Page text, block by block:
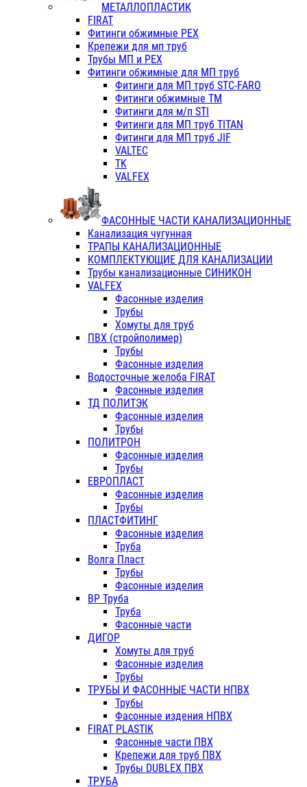
МЕТАЛЛОПЛАСТИК
FIRAT
Фитинги обжимные PEX
Крепежи для мп труб
Трубы МП и PEX
Фитинги обжимные для МП труб
Фитинги для МП труб STC-FARO
Фитинги обжимные ТМ
Фитинги для м/п STI
Фитинги для МП труб TITAN
Фитинги для МП труб JIF
VALTEC
TK
VALFEX
ФАСОННЫЕ ЧАСТИ КАНАЛИЗАЦИОННЫЕ
Канализация чугунная
ТРАПЫ КАНАЛИЗАЦИОННЫЕ
КОМПЛЕКТУЮЩИЕ ДЛЯ КАНАЛИЗАЦИИ
Трубы канализационные СИНИКОН
VALFEX
Фасонные изделия
Трубы
Хомуты для труб
ПВХ (стройполимер)
Трубы
Фасонные изделия
Водосточные желоба FIRAT
Фасонные изделия
ТД ПОЛИТЭК
Фасонные изделия
Трубы
ПОЛИТРОН
Фасонные изделия
Трубы
ЕВРОПЛАСТ
Фасонные изделия
Трубы
ПЛАСТФИТИНГ
Фасонные изделия
Труба
Волга Пласт
Трубы
Фасонные изделия
ВР Труба
Труба
Фасонные части
ДИГОР
Хомуты для труб
Фасонные изделия
Трубы
ТРУБЫ И ФАСОННЫЕ ЧАСТИ НПВХ
Трубы
Фасонные издения НПВХ
FIRAT PLASTIK
Фасонные части ПВХ
Крепежи для труб ПВХ
Трубы DUBLEX ПВХ
ТРУБА